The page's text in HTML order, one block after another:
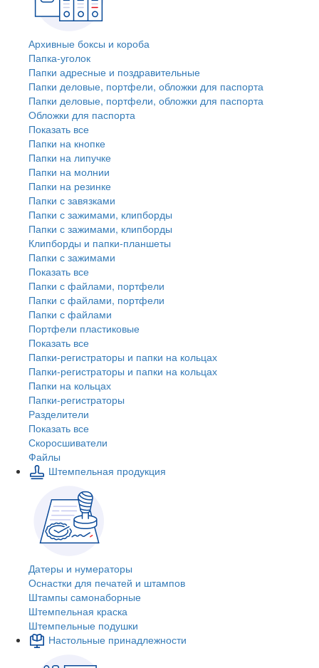
Архивные боксы и короба
Папка-уголок
Папки адресные и поздравительные
Папки деловые, портфели, обложки для паспорта
Папки деловые, портфели, обложки для паспорта
Обложки для паспорта
Показать все
Папки на кнопке
Папки на липучке
Папки на молнии
Папки на резинке
Папки с завязками
Папки с зажимами, клипборды
Папки с зажимами, клипборды
Клипборды и папки-планшеты
Папки с зажимами
Показать все
Папки с файлами, портфели
Папки с файлами, портфели
Папки с файлами
Портфели пластиковые
Показать все
Папки-регистраторы и папки на кольцах
Папки-регистраторы и папки на кольцах
Папки на кольцах
Папки-регистраторы
Разделители
Показать все
Скоросшиватели
Файлы
Штемпельная продукция
Датеры и нумераторы
Оснастки для печатей и штампов
Штампы самонаборные
Штемпельная краска
Штемпельные подушки
Настольные принадлежности